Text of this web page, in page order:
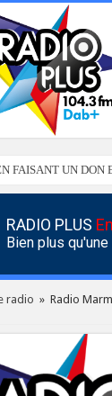
FAISANT UN DON
RADIO PLUS
Bien plus
radio » Radio